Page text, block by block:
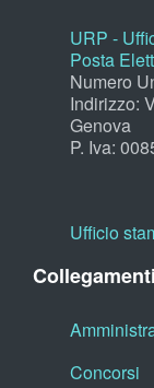
URP -
Posta
Numero
Indirizzo:
Genova
P. Iva:
Ufficio
Concorsi